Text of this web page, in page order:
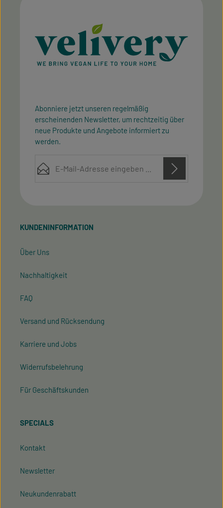
Abonniere jetzt unseren regelmäßig
erscheinenden Newsletter, um rechtzeitig über
neue Produkte und Angebote informiert zu
werden.
mit ihnen einverstanden.
KUNDENINFORMATION
Über Uns
Nachhaltigkeit
FAQ
Versand und Rücksendung
Karriere und Jobs
Widerrufsbelehrung
Für Geschäftskunden
SPECIALS
Kontakt
Newsletter
Neukundenrabatt